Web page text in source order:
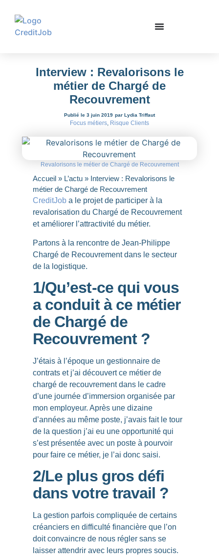
Interview : Revalorisons le
métier de Chargé de
Recouvrement
Publié le 3 juin 2019 par Lydia Triffaut
Focus métiers, Risque Clients
Revalorisons le métier de Chargé de Recouvrement
Accueil » L’actu » Interview : Revalorisons le
métier de Chargé de Recouvrement
CreditJob a le projet de participer à la
revalorisation du Chargé de Recouvrement
et améliorer l’attractivité du métier.
Partons à la rencontre de Jean-Philippe
Chargé de Recouvrement dans le secteur
de la logistique.
1/Qu’est-ce qui vous
a conduit à ce métier
de Chargé de
Recouvrement ?
J’étais à l’époque un gestionnaire de
contrats et j’ai découvert ce métier de
chargé de recouvrement dans le cadre
d’une journée d’immersion organisée par
mon employeur. Après une dizaine
d’années au même poste, j’avais fait le tour
de la question j’ai eu une opportunité qui
s’est présentée avec un poste à pourvoir
pour faire ce métier, je l’ai donc saisi.
2/Le plus gros défi
dans votre travail ?
La gestion parfois compliquée de certains
créanciers en difficulté financière que l’on
doit convaincre de nous régler sans se
laisser attendrir avec leurs propres soucis.